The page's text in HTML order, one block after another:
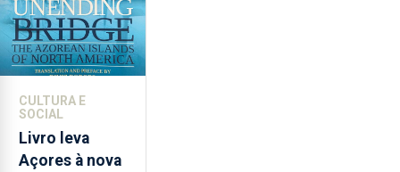
CULTURA E
SOCIAL
Livro leva
Açores à nova